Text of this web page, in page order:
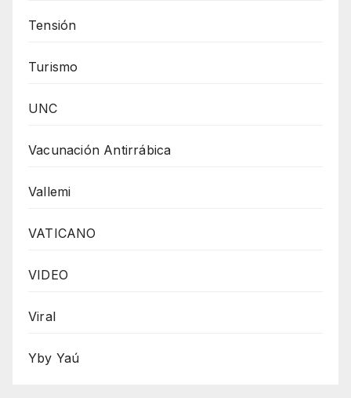
Tensión
Turismo
UNC
Vacunación Antirrábica
Vallemi
VATICANO
VIDEO
Viral
Yby Yaú